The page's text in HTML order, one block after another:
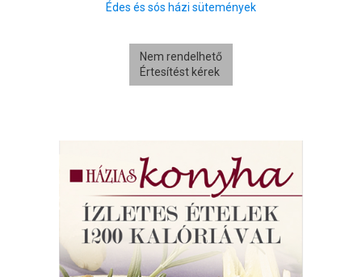
Édes és sós házi sütemények
Nem rendelhető
Értesítést kérek